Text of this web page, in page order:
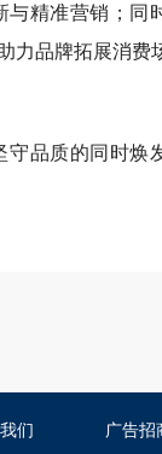
精准营销；同
力品牌拓展消费
守品质的同时焕
们 广告招